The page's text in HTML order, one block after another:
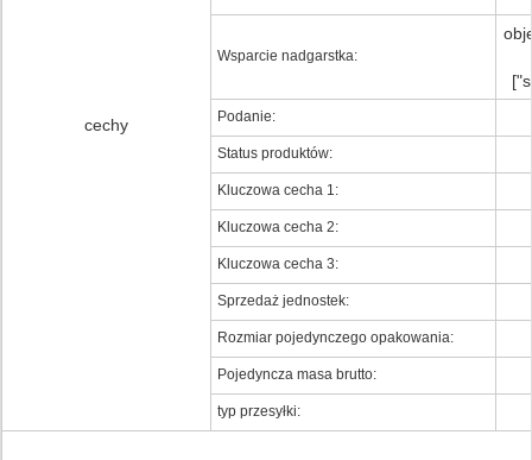
cechy
Wsparcie nadgarstka:
Podanie:
Status produktów:
Kluczowa cecha 1:
Kluczowa cecha 2:
Kluczowa cecha 3:
Sprzedaż jednostek:
Rozmiar pojedynczego opakowania:
Pojedyncza masa brutto:
typ przesyłki: